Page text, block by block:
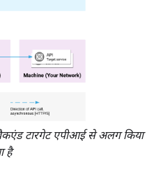
टारगेट एपीआई से अलग किया
है